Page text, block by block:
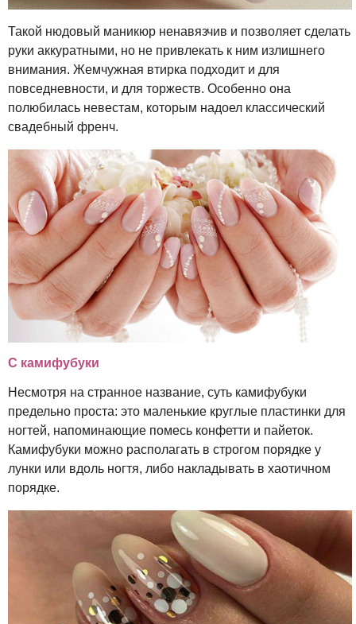
Такой нюдовый маникюр ненавязчив и позволяет сделать
руки аккуратными, но не привлекать к ним излишнего
внимания. Жемчужная втирка подходит и для
повседневности, и для торжеств. Особенно она
полюбилась невестам, которым надоел классический
свадебный френч.
С камифубуки
Несмотря на странное название, суть камифубуки
предельно проста: это маленькие круглые пластинки для
ногтей, напоминающие помесь конфетти и пайеток.
Камифубуки можно располагать в строгом порядке у
лунки или вдоль ногтя, либо накладывать в хаотичном
порядке.